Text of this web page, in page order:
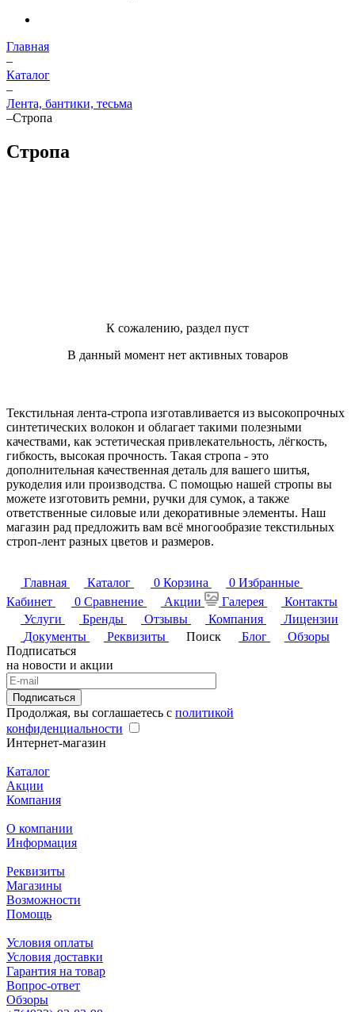
Главная
–
Каталог
–
Лента, бантики, тесьма
–Стропа
Стропа
К сожалению, раздел пуст
В данный момент нет активных товаров
Текстильная лента-стропа изготавливается из высокопрочных
синтетических волокон и облагает такими полезными
качествами, как эстетическая привлекательность, лёгкость,
гибкость, высокая прочность. Такая стропа - это
дополнительная качественная деталь для вашего шитья,
рукоделия или производства. С помощью нашей стропы вы
можете изготовить ремни, ручки для сумок, а также
ответственные силовые или декоративные элементы. Наш
магазин рад предложить вам всё многообразие текстильных
строп-лент разных цветов и размеров.
Главная Каталог 0 Корзина 0 Избранные
Кабинет
0 Сравнение Акции Галерея
Контакты
Услуги
Бренды Отзывы Компания
Лицензии
Документы
Реквизиты Поиск Блог
Обзоры
Подписаться
на новости и акции
Подписаться
Продолжая, вы соглашаетесь с политикой
конфиденциальности
Интернет-магазин
Каталог
Акции
Компания
О компании
Информация
Реквизиты
Магазины
Возможности
Помощь
Условия оплаты
Условия доставки
Гарантия на товар
Вопрос-ответ
Обзоры